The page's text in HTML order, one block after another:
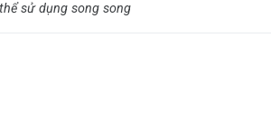
sử dụng song song